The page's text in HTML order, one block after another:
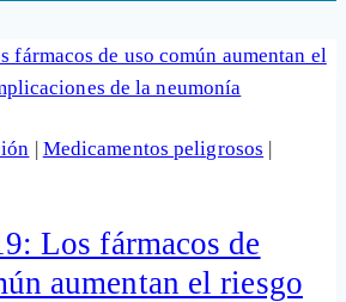
Medicamentos peligrosos
Los fármacos de
aumentan el riesgo